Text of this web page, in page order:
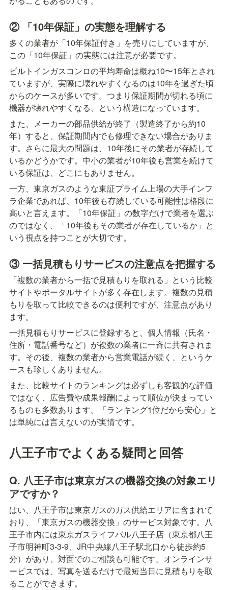
② 「10年保証」の実態を理解する
多くの業者が「10年保証付き」を売りにしていますが、
この「10年保証」の実態には注意が必要です。
ビルトインガスコンロの平均寿命は概ね10〜15年とされ
ていますが、実際に壊れやすくなるのは10年を過ぎた頃
からのケースが多いです。つまり保証期間が切れる頃に
機器が壊れやすくなる、という構造になっています。
また、メーカーの部品供給が終了（製造終了から約10
年）すると、保証期間内でも修理できない場合がありま
す。さらに最大の問題は、10年後にその業者が存続して
いるかどうかです。中小の業者が10年後も営業を続けて
いる保証は、どこにもありません。
一方、東京ガスのような東証プライム上場の大手インフ
ラ企業であれば、10年後も存続している可能性は格段に
高いと言えます。「10年保証」の数字だけで業者を選ぶ
のではなく、「10年後もその業者が存在しているか」と
いう視点を持つことが大切です。
③ 一括見積もりサービスの注意点を把握する
「複数の業者から一括で見積もりを取れる」という比較
サイトやポータルサイトが多く存在します。複数の見積
もりを取って比較できるのは便利ですが、注意点があり
ます。
一括見積もりサービスに登録すると、個人情報（氏名・
住所・電話番号など）が複数の業者に一斉に共有されま
す。その後、複数の業者から営業電話が続く、というケ
ースも珍しくありません。
また、比較サイトのランキングは必ずしも客観的な評価
ではなく、広告費や成果報酬によって順位が決まってい
るものも多数あります。「ランキング1位だから安心」と
は単純には言えないのが実情です。
八王子市でよくある疑問と回答
Q. 八王子市は東京ガスの機器交換の対象エリ
アですか？
はい、八王子市は東京ガスのガス供給エリアに含まれて
おり、「東京ガスの機器交換」のサービス対象です。八
王子市内には東京ガスライフバル八王子店（東京都八王
子市明神町3-3-9、JR中央線八王子駅北口から徒歩約5
分）があり、対面でのご相談も可能です。オンラインサ
ービスでは、写真を送るだけで最短当日に見積もりを取
ることができます。